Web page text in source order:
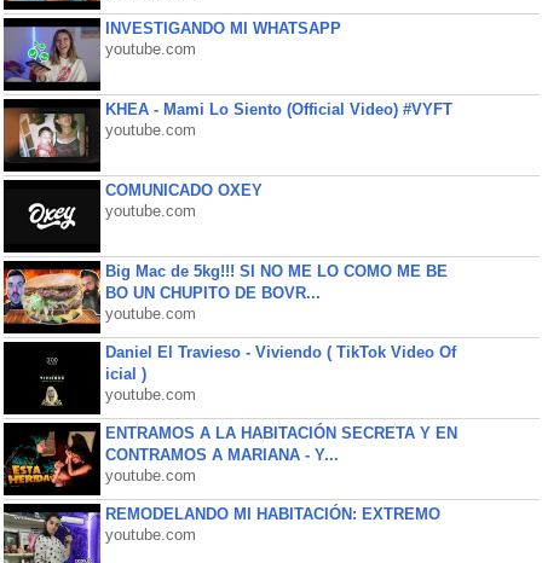
INVESTIGANDO MI WHATSAPP
youtube.com
KHEA - Mami Lo Siento (Official Video) #VYFT
youtube.com
COMUNICADO OXEY
youtube.com
Big Mac de 5kg!!! SI NO ME LO COMO ME BE
BO UN CHUPITO DE BOVR...
youtube.com
Daniel El Travieso - Viviendo ( TikTok Video Of
icial )
youtube.com
ENTRAMOS A LA HABITACIÓN SECRETA Y EN
CONTRAMOS A MARIANA - Y...
youtube.com
REMODELANDO MI HABITACIÓN: EXTREMO
youtube.com